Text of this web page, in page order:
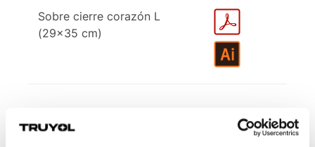
Sobre cierre corazón L
(29x35 cm)